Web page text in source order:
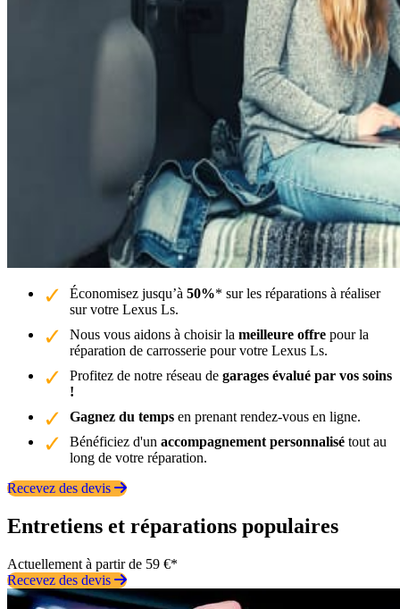
Économisez jusqu’à 50%* sur les réparations à réaliser
sur votre Lexus Ls.
Nous vous aidons à choisir la meilleure offre pour la
réparation de carrosserie pour votre Lexus Ls.
Profitez de notre réseau de garages évalué par vos soins
!
Gagnez du temps en prenant rendez-vous en ligne.
Bénéficiez d'un accompagnement personnalisé tout au
long de votre réparation.
Recevez des devis
Entretiens et réparations populaires
Actuellement à partir de 59 €*
Recevez des devis